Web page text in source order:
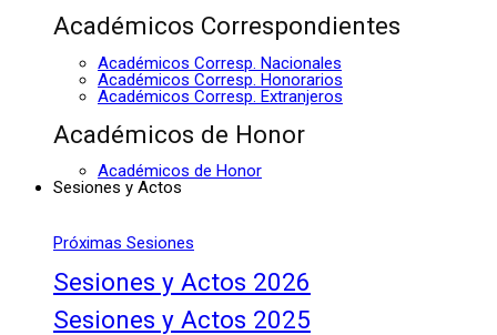
Académicos Correspondientes
Académicos Corresp. Nacionales
Académicos Corresp. Honorarios
Académicos Corresp. Extranjeros
Académicos de Honor
Académicos de Honor
Sesiones y Actos
Próximas Sesiones
Sesiones y Actos 2026
Sesiones y Actos 2025